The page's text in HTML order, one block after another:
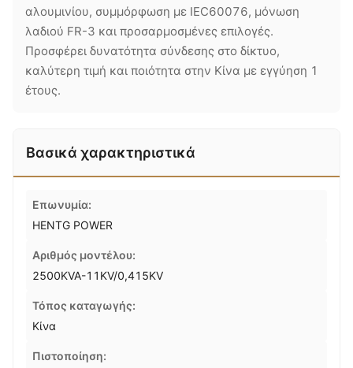
αλουμινίου, συμμόρφωση με IEC60076, μόνωση
λαδιού FR-3 και προσαρμοσμένες επιλογές.
Προσφέρει δυνατότητα σύνδεσης στο δίκτυο,
καλύτερη τιμή και ποιότητα στην Κίνα με εγγύηση 1
έτους.
Βασικά χαρακτηριστικά
Επωνυμία:
HENTG POWER
Αριθμός μοντέλου:
2500KVA-11KV/0,415KV
Τόπος καταγωγής:
Κίνα
Πιστοποίηση: